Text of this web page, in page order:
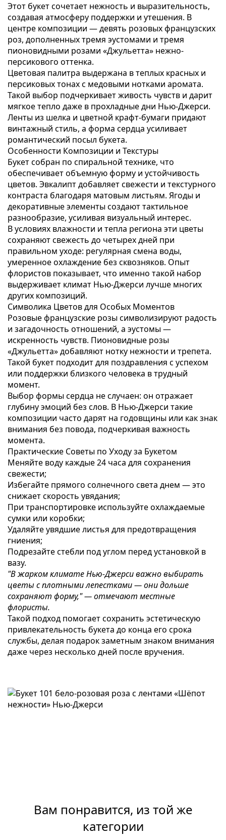
Этот букет сочетает нежность и выразительность,
создавая атмосферу поддержки и утешения. В
центре композиции — девять розовых французских
роз, дополненных тремя эустомами и тремя
пионовидными розами «Джульетта» нежно-
персикового оттенка.
Цветовая палитра выдержана в теплых красных и
персиковых тонах с медовыми нотками аромата.
Такой выбор подчеркивает живость чувств и дарит
мягкое тепло даже в прохладные дни Нью-Джерси.
Ленты из шелка и цветной крафт-бумаги придают
винтажный стиль, а форма сердца усиливает
романтический посыл букета.
Особенности Композиции и Текстуры
Букет собран по спиральной технике, что
обеспечивает объемную форму и устойчивость
цветов. Эвкалипт добавляет свежести и текстурного
контраста благодаря матовым листьям. Ягоды и
декоративные элементы создают тактильное
разнообразие, усиливая визуальный интерес.
В условиях влажности и тепла региона эти цветы
сохраняют свежесть до четырех дней при
правильном уходе: регулярная смена воды,
умеренное охлаждение без сквозняков. Опыт
флористов показывает, что именно такой набор
выдерживает климат Нью-Джерси лучше многих
других композиций.
Символика Цветов для Особых Моментов
Розовые французские розы символизируют радость
и загадочность отношений, а эустомы —
искренность чувств. Пионовидные розы
«Джульетта» добавляют нотку нежности и трепета.
Такой букет подходит для поздравления с успехом
или поддержки близкого человека в трудный
момент.
Выбор формы сердца не случаен: он отражает
глубину эмоций без слов. В Нью-Джерси такие
композиции часто дарят на годовщины или как знак
внимания без повода, подчеркивая важность
момента.
Практические Советы по Уходу за Букетом
Меняйте воду каждые 24 часа для сохранения
свежести;
Избегайте прямого солнечного света днем — это
снижает скорость увядания;
При транспортировке используйте охлаждаемые
сумки или коробки;
Удаляйте увядшие листья для предотвращения
гниения;
Подрезайте стебли под углом перед установкой в
вазу.
"В жарком климате Нью-Джерси важно выбирать
цветы с плотными лепестками — они дольше
сохраняют форму," — отмечают местные
флористы.
Такой подход помогает сохранить эстетическую
привлекательность букета до конца его срока
службы, делая подарок заметным знаком внимания
даже через несколько дней после вручения.
Вам понравится, из той же
категории